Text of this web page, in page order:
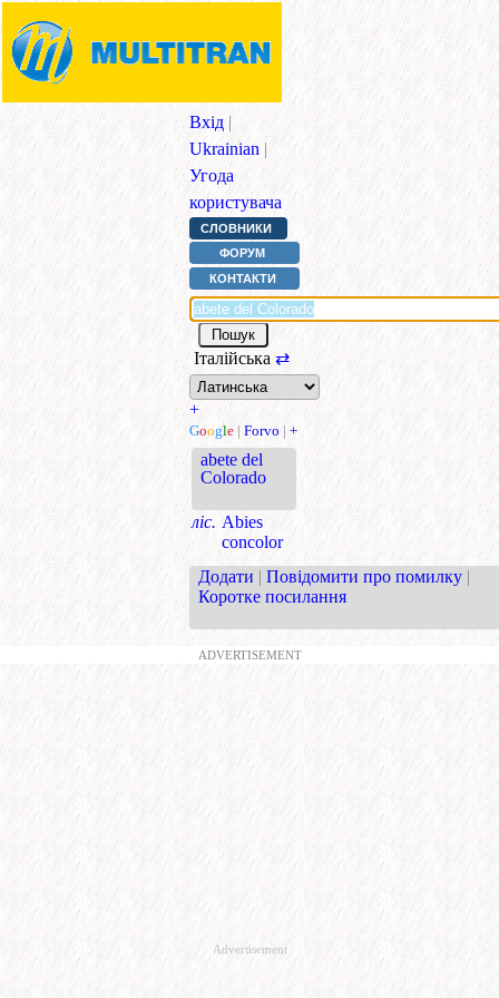
Вхід |
Ukrainian |
Угода
користувача
СЛОВНИКИ
ФОРУМ
КОНТАКТИ
Італійська ⇄
+
Google | Forvo | +
abete del
Colorado
ліс. Abies
concolor
Додати | Повідомити про помилку |
Коротке посилання
ADVERTISEMENT
Advertisement